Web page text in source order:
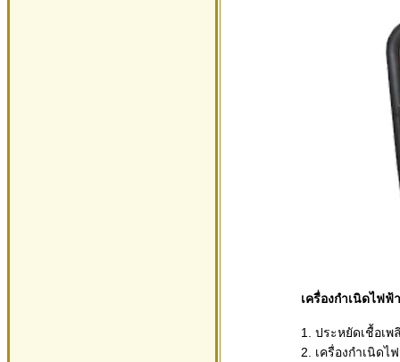
เครื่องกำเนิดไฟฟ้
1. ประหยัดเชื้อเ
2. เครื่องกำเนิด